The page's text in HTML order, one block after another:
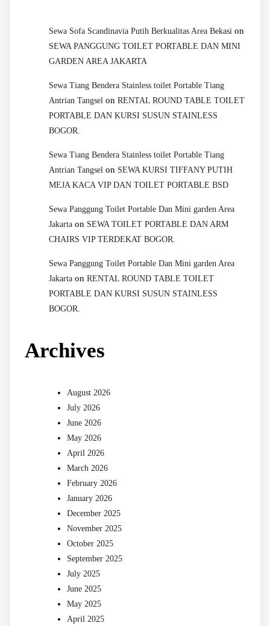
Sewa Sofa Scandinavia Putih Berkualitas Area Bekasi on
SEWA PANGGUNG TOILET PORTABLE DAN MINI
GARDEN AREA JAKARTA
Sewa Tiang Bendera Stainless toilet Portable Tiang
Antrian Tangsel on RENTAL ROUND TABLE TOILET
PORTABLE DAN KURSI SUSUN STAINLESS
BOGOR.
Sewa Tiang Bendera Stainless toilet Portable Tiang
Antrian Tangsel on SEWA KURSI TIFFANY PUTIH
MEJA KACA VIP DAN TOILET PORTABLE BSD
Sewa Panggung Toilet Portable Dan Mini garden Area
Jakarta on SEWA TOILET PORTABLE DAN ARM
CHAIRS VIP TERDEKAT BOGOR.
Sewa Panggung Toilet Portable Dan Mini garden Area
Jakarta on RENTAL ROUND TABLE TOILET
PORTABLE DAN KURSI SUSUN STAINLESS
BOGOR.
Archives
August 2026
July 2026
June 2026
May 2026
April 2026
March 2026
February 2026
January 2026
December 2025
November 2025
October 2025
September 2025
July 2025
June 2025
May 2025
April 2025